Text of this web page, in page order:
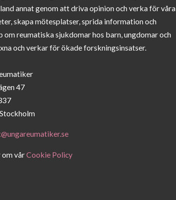
annat genom att driva opinion och verka för våra
skapa mötesplatser, sprida information och
om reumatiska sjukdomar hos barn, ungdomar och
och verkar för ökade forskningsinsatser.
47
om vårCookie Policy